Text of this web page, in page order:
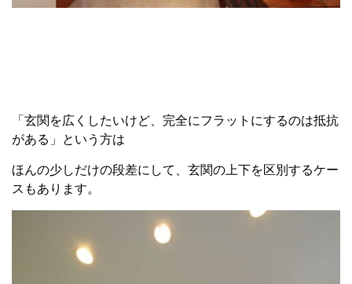
「玄関を広くしたいけど、完全にフラットにするのは抵抗
がある」という方は
ほんの少しだけの段差にして、玄関の上下を区別するケー
スもあります。